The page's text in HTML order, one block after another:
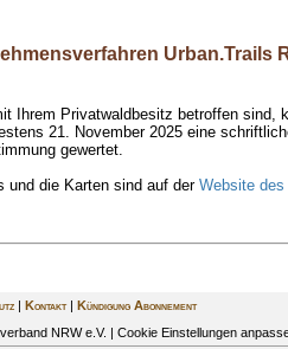
Urban.Trails
Ihrem Privatwaldbesitz betroffen sind,
21. November 2025 eine
gewertet.
und die Karten sind auf derWebsite
| Kontakt|
Kündigung Abonnement
NRW e.V. | Cookie Einstellungen